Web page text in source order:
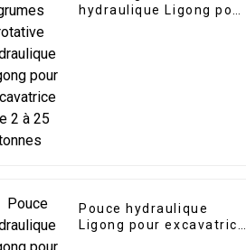
hydraulique Ligong pour
Pouce hydraulique
Ligong pour excavatrice